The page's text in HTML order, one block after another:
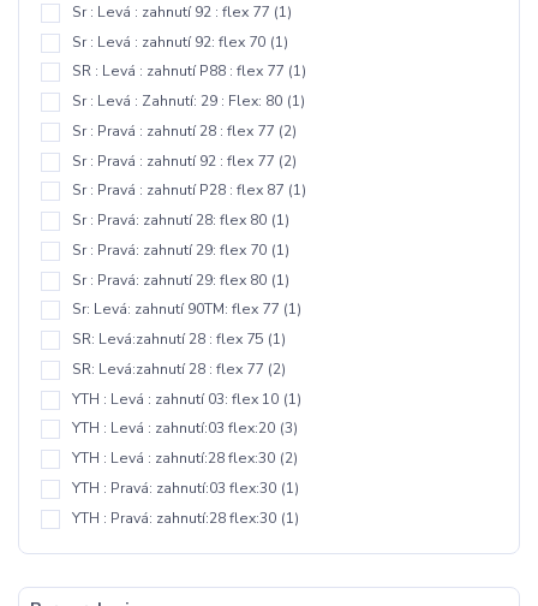
Sr : Levá : zahnutí 92 : flex 77 (1)
Sr : Levá : zahnutí 92: flex 70 (1)
SR : Levá : zahnutí P88 : flex 77 (1)
Sr : Levá : Zahnutí: 29 : Flex: 80 (1)
Sr : Pravá : zahnutí 28 : flex 77 (2)
Sr : Pravá : zahnutí 92 : flex 77 (2)
Sr : Pravá : zahnutí P28 : flex 87 (1)
Sr : Pravá: zahnutí 28: flex 80 (1)
Sr : Pravá: zahnutí 29: flex 70 (1)
Sr : Pravá: zahnutí 29: flex 80 (1)
Sr: Levá: zahnutí 90TM: flex 77 (1)
SR: Levá:zahnutí 28 : flex 75 (1)
SR: Levá:zahnutí 28 : flex 77 (2)
YTH : Levá : zahnutí 03: flex 10 (1)
YTH : Levá : zahnutí:03 flex:20 (3)
YTH : Levá : zahnutí:28 flex:30 (2)
YTH : Pravá: zahnutí:03 flex:30 (1)
YTH : Pravá: zahnutí:28 flex:30 (1)